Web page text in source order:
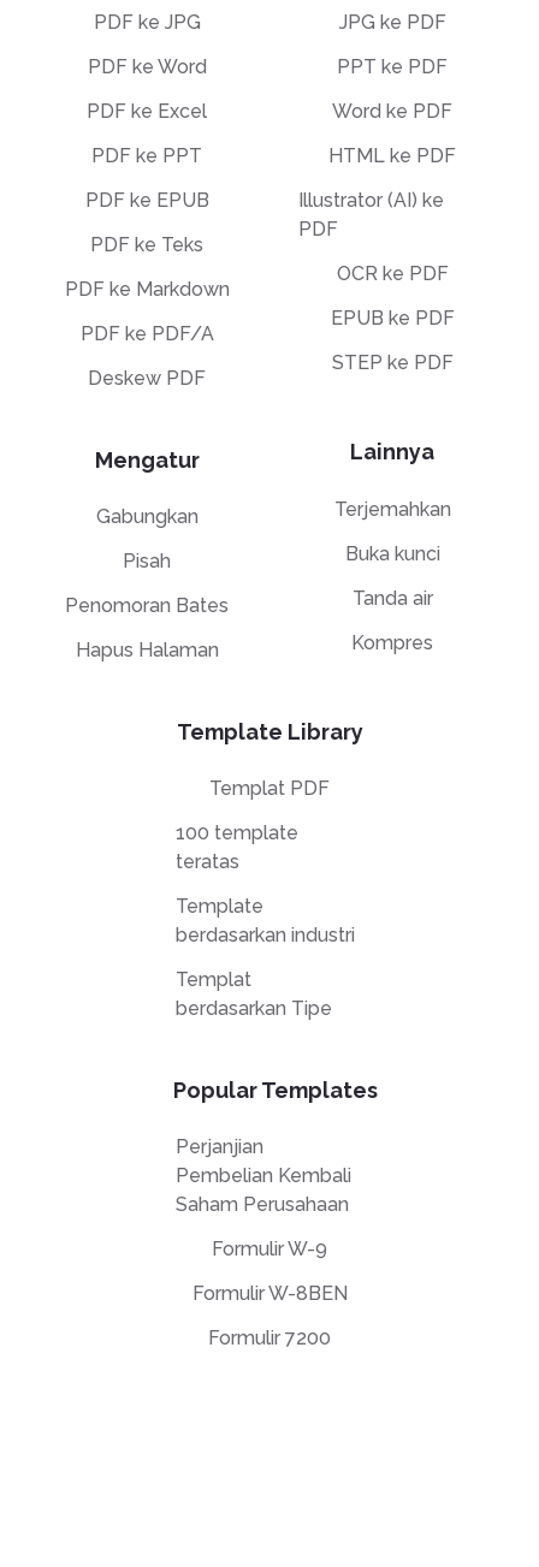
PDF ke JPG
PDF ke Word
PDF ke Excel
PDF ke PPT
PDF ke EPUB
PDF ke Teks
PDF ke Markdown
PDF ke PDF/A
Deskew PDF
Mengatur
Gabungkan
Pisah
Penomoran Bates
Hapus Halaman
JPG ke PDF
PPT ke PDF
Word ke PDF
HTML ke PDF
Illustrator (AI) ke
PDF
OCR ke PDF
EPUB ke PDF
STEP ke PDF
Lainnya
Terjemahkan
Buka kunci
Tanda air
Kompres
Template Library
Templat PDF
100 template
teratas
Template
berdasarkan industri
Templat
berdasarkan Tipe
Popular Templates
Perjanjian
Pembelian Kembali
Saham Perusahaan
Formulir W-9
Formulir W-8BEN
Formulir 7200